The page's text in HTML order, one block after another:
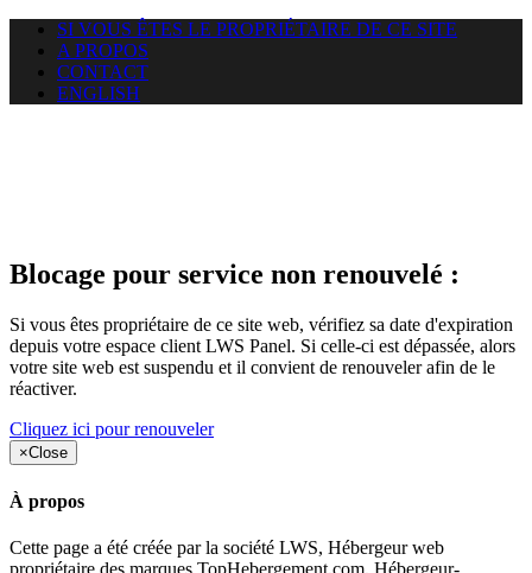
SI VOUS ÊTES LE PROPRIÉTAIRE DE CE SITE
A PROPOS
CONTACT
ENGLISH
Blocage pour service non renouvelé :
Si vous êtes propriétaire de ce site web, vérifiez sa date d'expiration
depuis votre espace client LWS Panel. Si celle-ci est dépassée, alors
votre site web est suspendu et il convient de renouveler afin de le
réactiver.
Cliquez ici pour renouveler
×Close
À propos
Cette page a été créée par la société LWS, Hébergeur web
propriétaire des marques TopHebergement.com, Hébergeur-